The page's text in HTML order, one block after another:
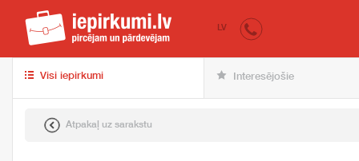
iepirkumi.lv
LV
Visi iepirkumi Interesējošie
Atpakaļ uz sarakstu